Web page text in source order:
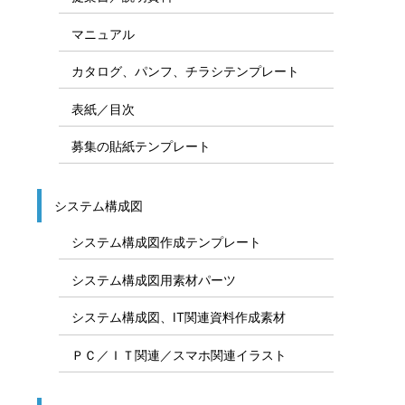
マニュアル
カタログ、パンフ、チラシテンプレート
表紙／目次
募集の貼紙テンプレート
システム構成図
システム構成図作成テンプレート
システム構成図用素材パーツ
システム構成図、IT関連資料作成素材
ＰＣ／ＩＴ関連／スマホ関連イラスト